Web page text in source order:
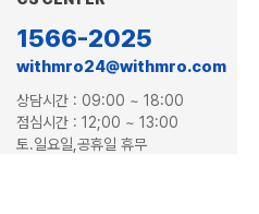
1566-2025
withmro24@withmro.com
상담시간 : 09:00 ~ 18:00
점심시간 : 12;00 ~ 13:00
토.일요일,공휴일 휴무